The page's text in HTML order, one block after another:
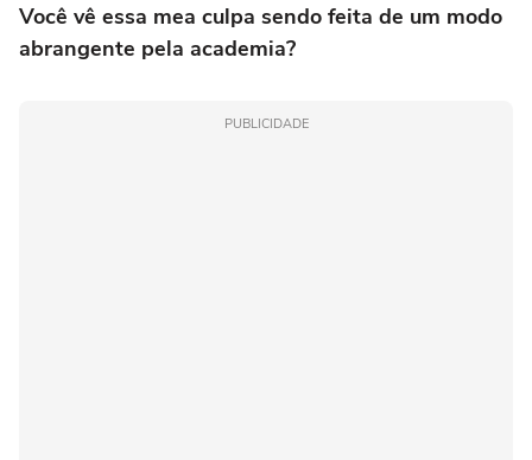
Você vê essa mea culpa sendo feita de um modo
abrangente pela academia?
PUBLICIDADE